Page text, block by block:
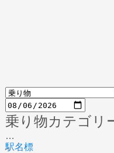
乗り物カテゴリ
…
駅名標